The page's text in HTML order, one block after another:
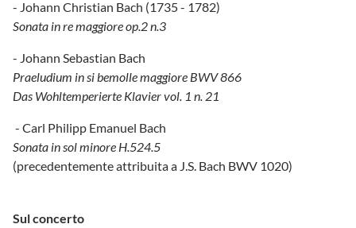
- Johann Christian Bach (1735 - 1782)
Sonata in re maggiore op.2 n.3
- Johann Sebastian Bach
Praeludium in si bemolle maggiore BWV 866
Das Wohltemperierte Klavier vol. 1 n. 21
- Carl Philipp Emanuel Bach
Sonata in sol minore H.524.5
(precedentemente attribuita a J.S. Bach BWV 1020)
Sul concerto